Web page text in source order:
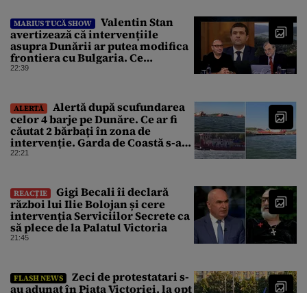
MARIUS TUCĂ SHOW
Valentin Stan
avertizează că intervențiile
asupra Dunării ar putea modifica
frontiera cu Bulgaria. Ce
argumente aduce profesorul?
22:39
ALERTĂ
Alertă după scufundarea
celor 4 barje pe Dunăre. Ce ar fi
căutat 2 bărbați în zona de
intervenție. Garda de Coastă s-a
deplasat urgent
22:21
REACȚIE
Gigi Becali îi declară
război lui Ilie Bolojan și cere
intervenția Serviciilor Secrete ca
să plece de la Palatul Victoria
21:45
FLASH NEWS
Zeci de protestatari s-
au adunat în Piața Victoriei, la opt